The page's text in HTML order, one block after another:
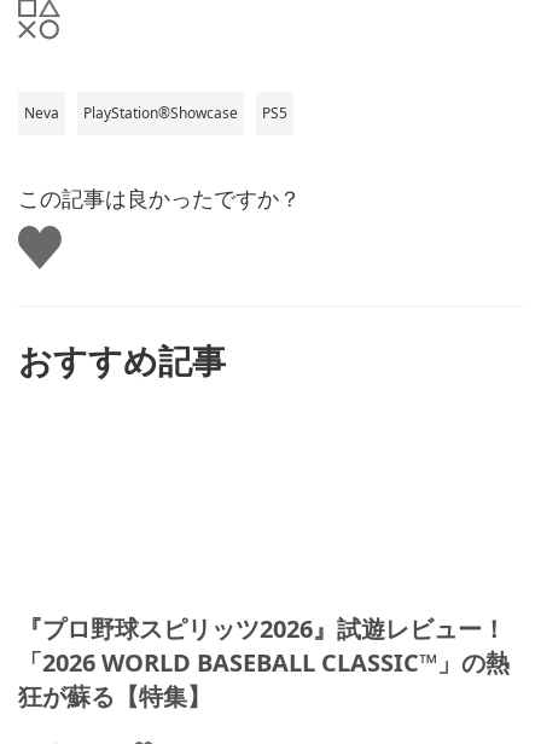
Neva PlayStation®Showcase PS5
この記事は良かったですか？
い
い
おすすめ記事
『プロ野球スピリッツ2026』試遊レビュー！
「2026 WORLD BASEBALL CLASSIC™」の熱
狂が蘇る【特集】